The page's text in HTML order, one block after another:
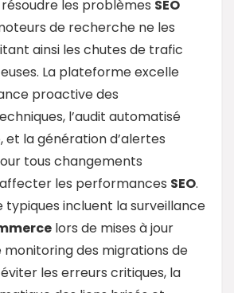
les problèmes SEO
de recherche ne les
ainsi les chutes de trafic
La plateforme excelle
proactive des
l’audit automatisé
et la génération d’alertes
tous changements
les performances SEO.
typiques incluent la surveillance
lors de mises à jour
des migrations de
les erreurs critiques, la